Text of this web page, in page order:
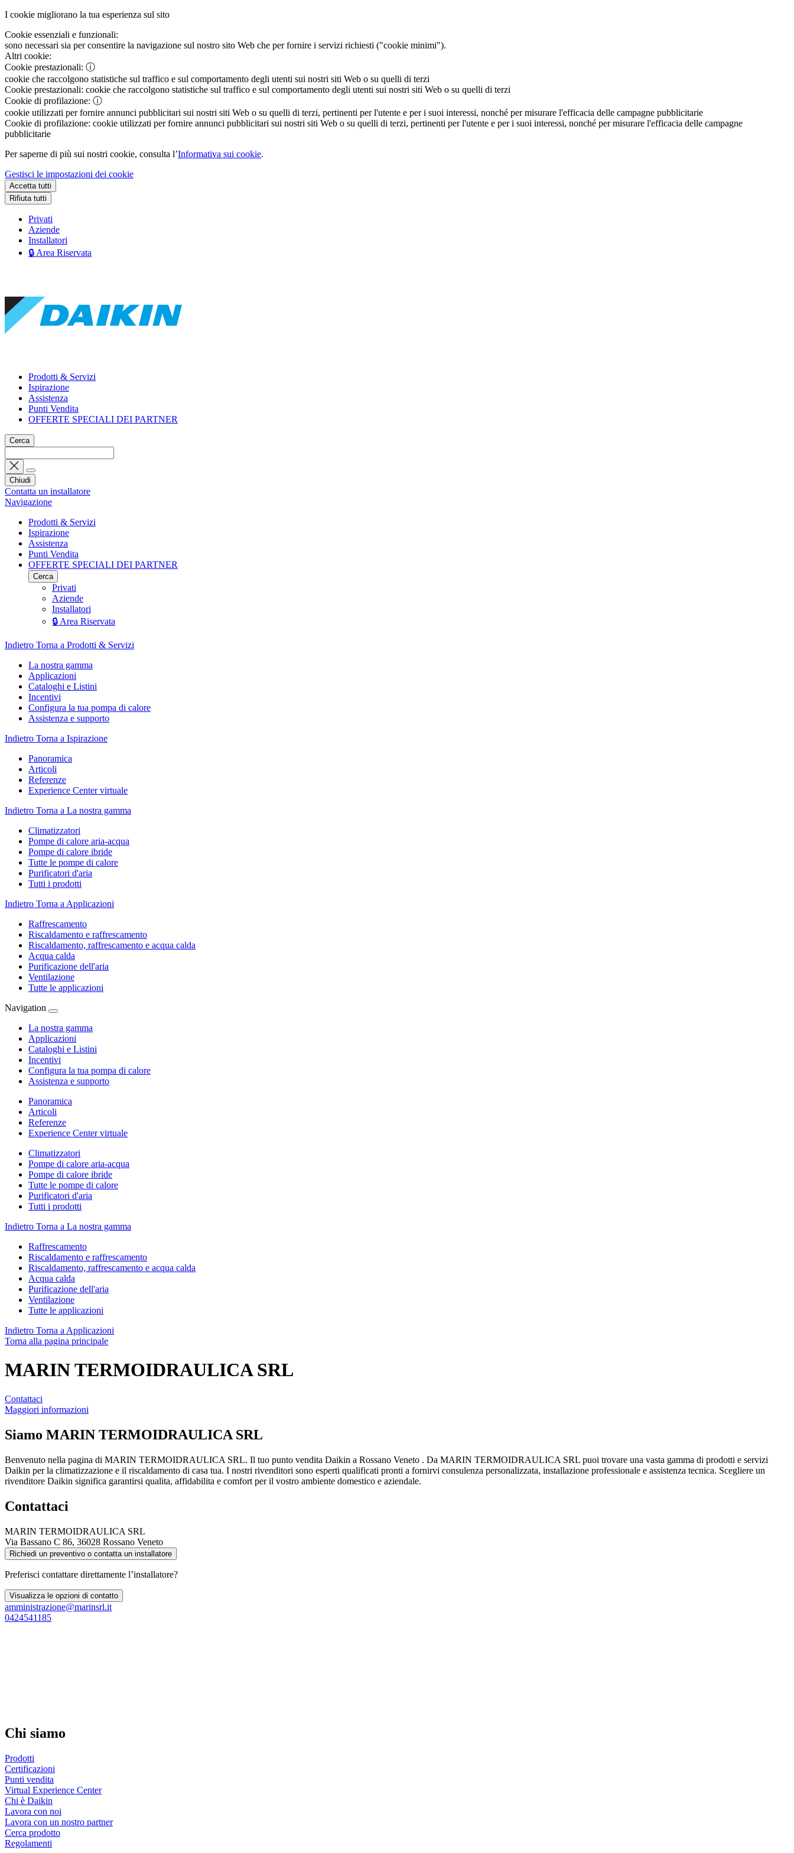
I cookie migliorano la tua esperienza sul sito
Cookie essenziali e funzionali:
sono necessari sia per consentire la navigazione sul nostro sito Web che per fornire i servizi richiesti ("cookie minimi").
Altri cookie:
Cookie prestazionali: ⓘ
cookie che raccolgono statistiche sul traffico e sul comportamento degli utenti sui nostri siti Web o su quelli di terzi
Cookie prestazionali: cookie che raccolgono statistiche sul traffico e sul comportamento degli utenti sui nostri siti Web o su quelli di terzi
Cookie di profilazione: ⓘ
cookie utilizzati per fornire annunci pubblicitari sui nostri siti Web o su quelli di terzi, pertinenti per l'utente e per i suoi interessi, nonché per misurare l'efficacia delle campagne pubblicitarie
Cookie di profilazione: cookie utilizzati per fornire annunci pubblicitari sui nostri siti Web o su quelli di terzi, pertinenti per l'utente e per i suoi interessi, nonché per misurare l'efficacia delle campagne
pubblicitarie
Per saperne di più sui nostri cookie, consulta l’Informativa sui cookie.
Gestisci le impostazioni dei cookie
Accetta tutti
Rifiuta tutti
Privati
Aziende
Installatori
🔒 Area Riservata
Prodotti & Servizi
Ispirazione
Assistenza
Punti Vendita
OFFERTE SPECIALI DEI PARTNER
Cerca
Chiudi
Contatta un installatore
Navigazione
Prodotti & Servizi
Ispirazione
Assistenza
Punti Vendita
OFFERTE SPECIALI DEI PARTNER
Cerca
Privati
Aziende
Installatori
🔒 Area Riservata
Indietro Torna a Prodotti & Servizi
La nostra gamma
Applicazioni
Cataloghi e Listini
Incentivi
Configura la tua pompa di calore
Assistenza e supporto
Indietro Torna a Ispirazione
Panoramica
Articoli
Referenze
Experience Center virtuale
Indietro Torna a La nostra gamma
Climatizzatori
Pompe di calore aria-acqua
Pompe di calore ibride
Tutte le pompe di calore
Purificatori d'aria
Tutti i prodotti
Indietro Torna a Applicazioni
Raffrescamento
Riscaldamento e raffrescamento
Riscaldamento, raffrescamento e acqua calda
Acqua calda
Purificazione dell'aria
Ventilazione
Tutte le applicazioni
Navigation
La nostra gamma
Applicazioni
Cataloghi e Listini
Incentivi
Configura la tua pompa di calore
Assistenza e supporto
Panoramica
Articoli
Referenze
Experience Center virtuale
Climatizzatori
Pompe di calore aria-acqua
Pompe di calore ibride
Tutte le pompe di calore
Purificatori d'aria
Tutti i prodotti
Indietro Torna a La nostra gamma
Raffrescamento
Riscaldamento e raffrescamento
Riscaldamento, raffrescamento e acqua calda
Acqua calda
Purificazione dell'aria
Ventilazione
Tutte le applicazioni
Indietro Torna a Applicazioni
Torna alla pagina principale
MARIN TERMOIDRAULICA SRL
Contattaci
Maggiori informazioni
Siamo MARIN TERMOIDRAULICA SRL
Benvenuto nella pagina di MARIN TERMOIDRAULICA SRL. Il tuo punto vendita Daikin a Rossano Veneto . Da MARIN TERMOIDRAULICA SRL puoi trovare una vasta gamma di prodotti e servizi
Daikin per la climatizzazione e il riscaldamento di casa tua. I nostri rivenditori sono esperti qualificati pronti a fornirvi consulenza personalizzata, installazione professionale e assistenza tecnica. Scegliere un
rivenditore Daikin significa garantirsi qualita, affidabilita e comfort per il vostro ambiente domestico e aziendale.
Contattaci
MARIN TERMOIDRAULICA SRL
Via Bassano C 86, 36028 Rossano Veneto
Richiedi un preventivo o contatta un installatore
Preferisci contattare direttamente l’installatore?
Visualizza le opzioni di contatto
amministrazione@marinsrl.it
0424541185
Chi siamo
Prodotti
Certificazioni
Punti vendita
Virtual Experience Center
Chi è Daikin
Lavora con noi
Lavora con un nostro partner
Cerca prodotto
Regolamenti